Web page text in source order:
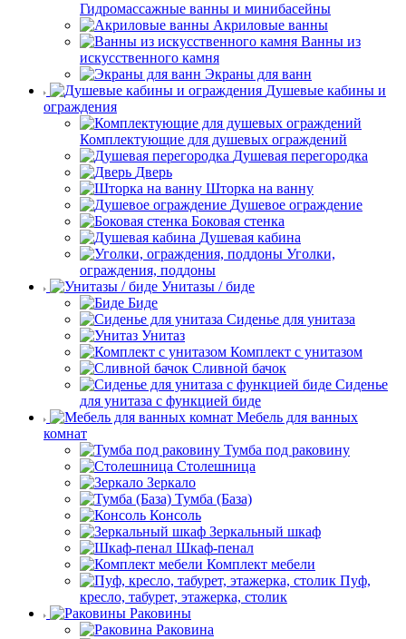
Гидромассажные ванны и минибасейны
Акриловые ванны
Ванны из
искусственного камня
Экраны для ванн
Душевые кабины и
ограждения
Комплектующие для душевых ограждений
Душевая перегородка
Дверь
Шторка на ванну
Душевое ограждение
Боковая стенка
Душевая кабина
Уголки,
ограждения, поддоны
Унитазы / биде
Биде
Сиденье для унитаза
Унитаз
Комплект с унитазом
Сливной бачок
Сиденье
для унитаза с функцией биде
Мебель для ванных
комнат
Тумба под раковину
Столешница
Зеркало
Тумба (База)
Консоль
Зеркальный шкаф
Шкаф-пенал
Комплект мебели
Пуф,
кресло, табурет, этажерка, столик
Раковины
Раковина